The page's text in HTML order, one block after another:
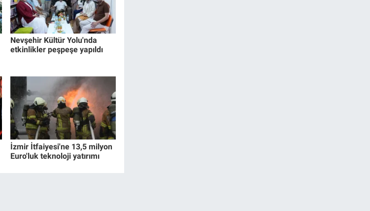
Nevşehir Kültür Yolu'nda
etkinlikler peşpeşe yapıldı
İzmir İtfaiyesi'ne 13,5 milyon
Euro'luk teknoloji yatırımı